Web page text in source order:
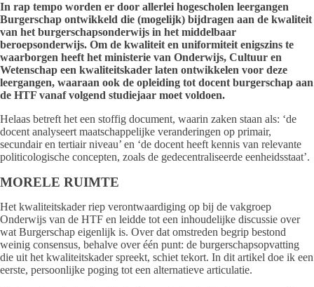
In rap tempo worden er door allerlei hogescholen leergangen
Burgerschap ontwikkeld die (mogelijk) bijdragen aan de kwaliteit
van het burgerschapsonderwijs in het middelbaar
beroepsonderwijs. Om de kwaliteit en uniformiteit enigszins te
waarborgen heeft het ministerie van Onderwijs, Cultuur en
Wetenschap een kwaliteitskader laten ontwikkelen voor deze
leergangen, waaraan ook de opleiding tot docent burgerschap aan
de HTF vanaf volgend studiejaar moet voldoen.
Helaas betreft het een stoffig document, waarin zaken staan als: ‘de
docent analyseert maatschappelijke veranderingen op primair,
secundair en tertiair niveau’ en ‘de docent heeft kennis van relevante
politicologische concepten, zoals de gedecentraliseerde eenheidsstaat’.
MORELE RUIMTE
Het kwaliteitskader riep verontwaardiging op bij de vakgroep
Onderwijs van de HTF en leidde tot een inhoudelijke discussie over
wat Burgerschap eigenlijk is. Over dat omstreden begrip bestond
weinig consensus, behalve over één punt: de burgerschapsopvatting
die uit het kwaliteitskader spreekt, schiet tekort. In dit artikel doe ik een
eerste, persoonlijke poging tot een alternatieve articulatie.